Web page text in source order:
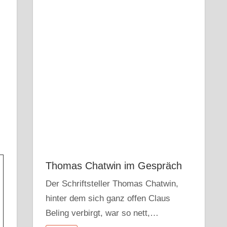
Thomas Chatwin im Gespräch
Der Schriftsteller Thomas Chatwin,
hinter dem sich ganz offen Claus
Beling verbirgt, war so nett,…